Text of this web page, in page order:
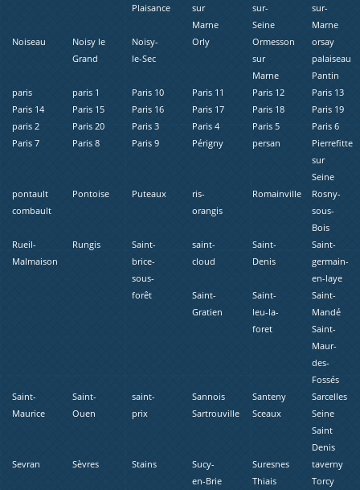
Plaisance
sur
Marne
sur-
Seine
sur-
Marne
Noiseau
Noisy le
Grand
Noisy-
le-Sec
Orly
Ormesson
sur
Marne
orsay
palaiseau
Pantin
paris
paris 1 Paris 10 Paris 11 Paris 12
Paris 13
Paris 14
Paris 15 Paris 16 Paris 17 Paris 18
Paris 19
paris 2
Paris 20 Paris 3 Paris 4 Paris 5
Paris 6
Paris 7
Paris 8 Paris 9 Périgny persan
Pierrefitte
sur
Seine
pontault
combault
Pontoise Puteaux
ris-
orangis
Romainville
Rosny-
sous-
Bois
Rueil-
Malmaison
Rungis
Saint-
brice-
sous-
forêt
saint-
cloud
Saint-
Denis
Saint-
germain-
en-laye
Saint-
Gratien
Saint-
leu-la-
foret
Saint-
Mandé
Saint-
Maur-
des-
Fossés
Saint-
Maurice
Saint-
Ouen
saint-
prix
Sannois Santeny
Sarcelles
Sartrouville
Sceaux
Seine
Saint
Denis
Sevran
Sèvres Stains
Sucy-
en-Brie
Suresnes
taverny
Thiais
Torcy